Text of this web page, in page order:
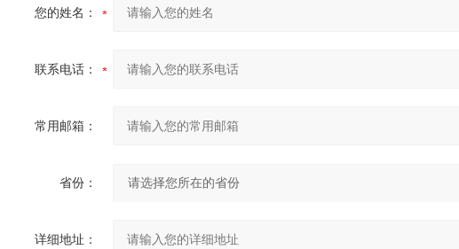
您的姓名：
联系电话：
常用邮箱：
省份：
详细地址：